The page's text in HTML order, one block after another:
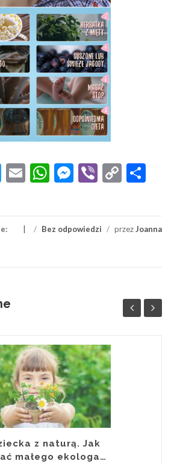
Twitter
EmailWhatsApp
Messenger
Viber
Copy
/ Bez odpowiedzi / przezJoanna
z naturą. Jak
małego ekologa…